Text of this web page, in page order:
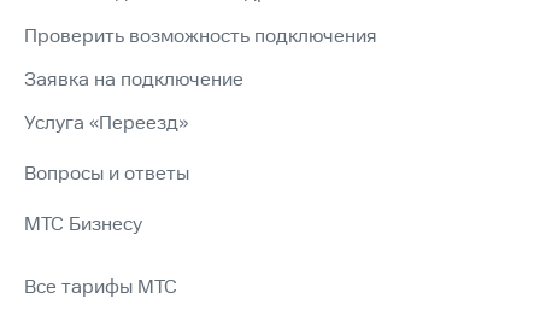
Проверить возможность подключения
Заявка на подключение
Услуга «Переезд»
Вопросы и ответы
МТС Бизнесу
Все тарифы МТС